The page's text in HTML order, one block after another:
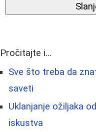
Pročitajte i...
Sve što treba da
saveti
Uklanjanje ožiljaka
iskustva